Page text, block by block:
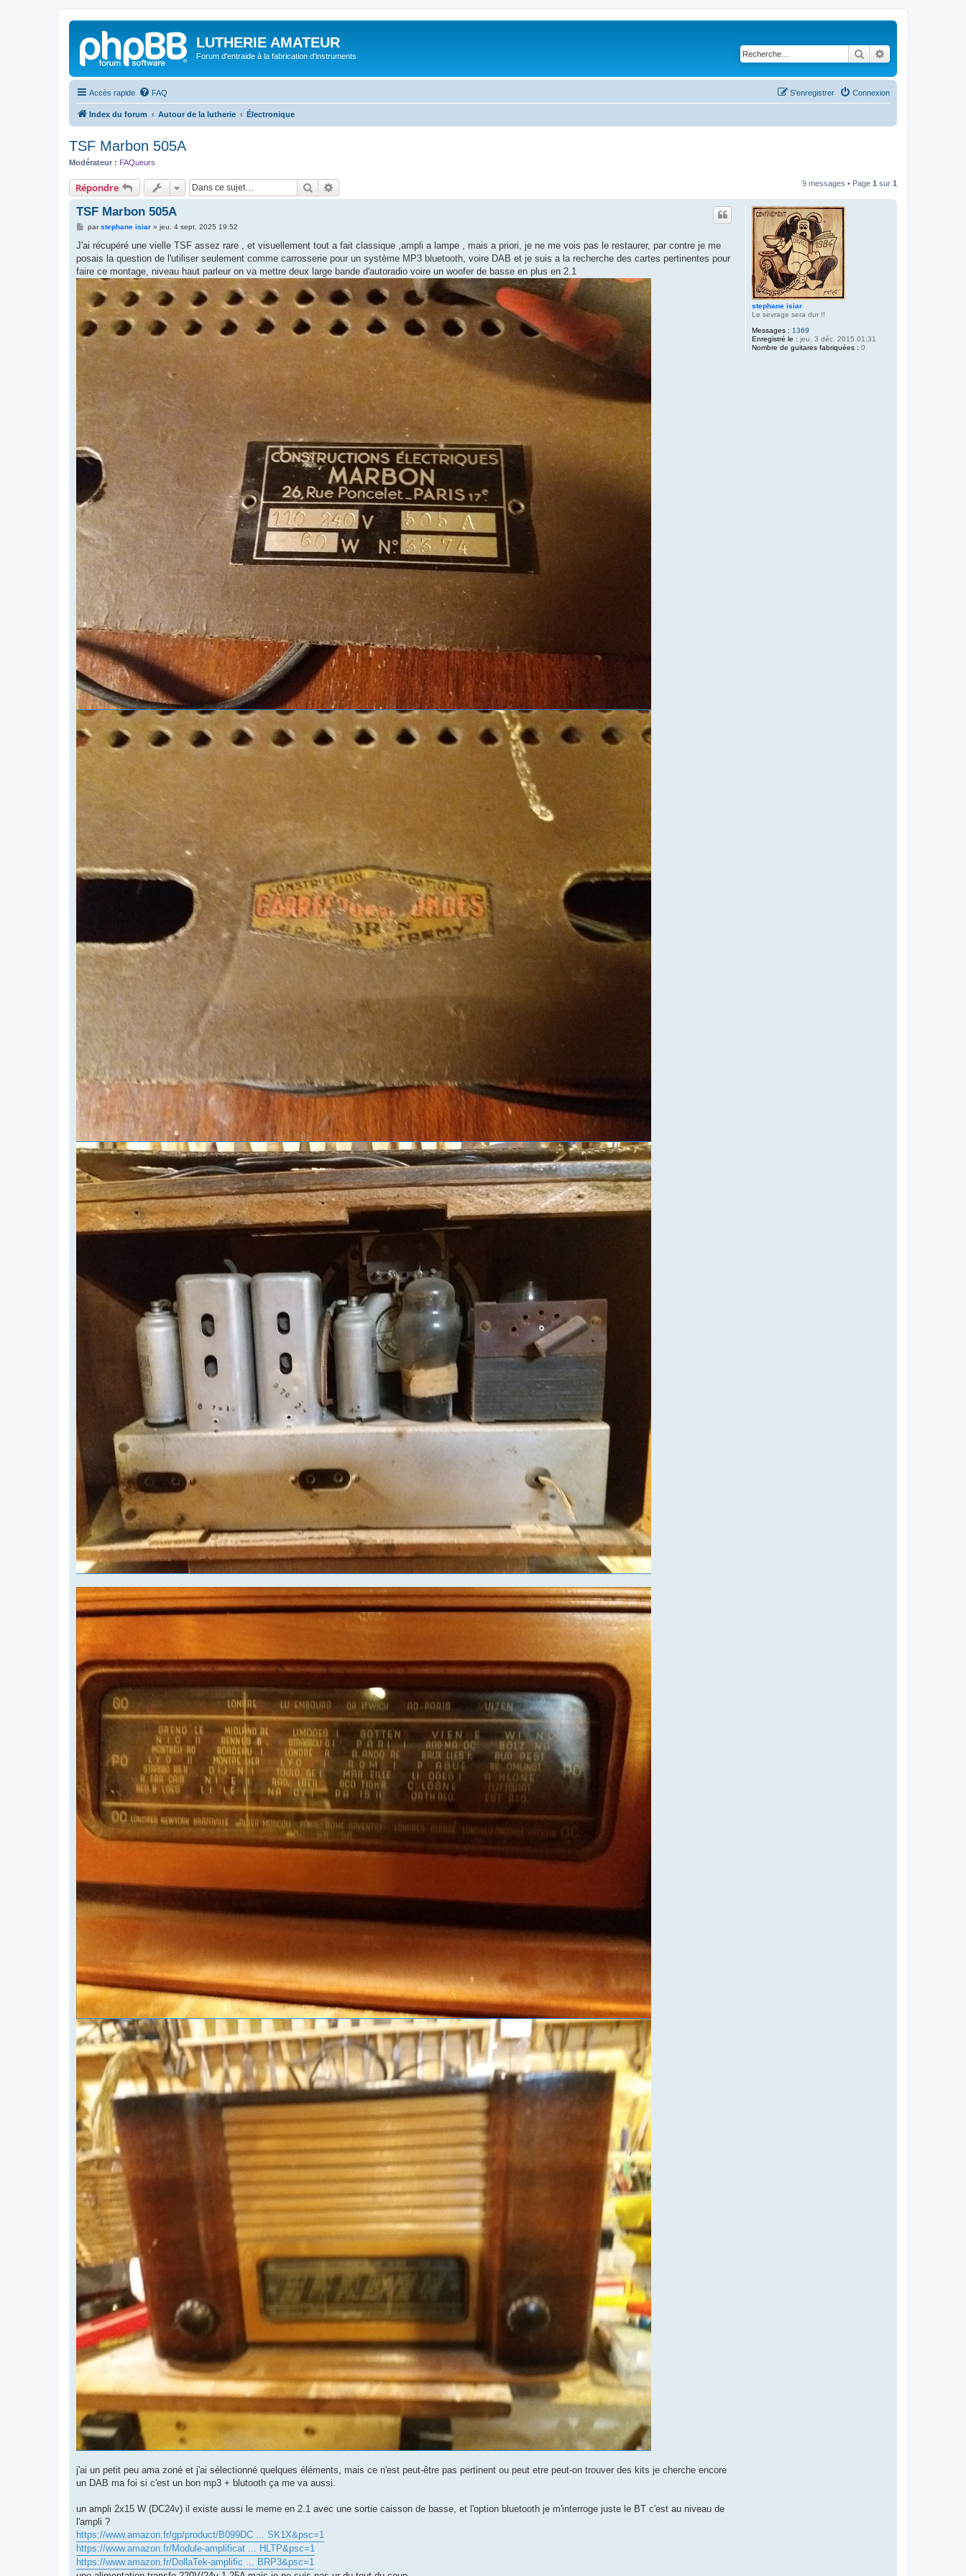
LUTHERIE AMATEUR
Forum d'entraide à la fabrication d'instruments Rechercher
Accès rapide FAQ Connexion
S’enregistrer
Index du forum Autour de la lutherie Électronique
TSF Marbon 505A
Modérateur : FAQueurs
Répondre Rechercher 9 messages • Page 1 sur 1
stephane isiar
Le sevrage sera dur !!
Messages : 1369
Enregistré le : jeu. 3 déc. 2015 01:31
Nombre de guitares fabriquées : 0
TSF Marbon 505A
M
s
a
g
e
parstephane isiar» jeu. 4 sept. 2025 19:52
J'ai récupéré une vielle TSF assez rare , et visuellement tout a fait classique ,ampli a lampe , mais a priori, je ne me vois pas le restaurer, par contre je me
posais la question de l'utiliser seulement comme carrosserie pour un système MP3 bluetooth, voire DAB et je suis a la recherche des cartes pertinentes pour
faire ce montage, niveau haut parleur on va mettre deux large bande d'autoradio voire un woofer de basse en plus en 2.1
j'ai un petit peu ama zoné et j'ai sélectionné quelques éléments, mais ce n'est peut-être pas pertinent ou peut etre peut-on trouver des kits je cherche encore
un DAB ma foi si c'est un bon mp3 + blutooth ça me va aussi.
un ampli 2x15 W (DC24v) il existe aussi le meme en 2.1 avec une sortie caisson de basse, et l'option bluetooth je m'interroge juste le BT c'est au niveau de
l'ampli ?
https://www.amazon.fr/gp/product/B099DC ... SK1X&psc=1
https://www.amazon.fr/Module-amplificat ... HLTP&psc=1
https://www.amazon.fr/DollaTek-amplific ... BRP3&psc=1